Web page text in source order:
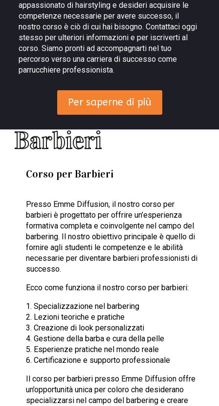
appassionato di hairstyling e desideri acquisire le
competenze necessarie per avere successo, il
nostro corso è ciò di cui hai bisogno. Contattaci oggi
stesso per ulteriori informazioni e per iscriverti al
corso. Siamo pronti ad accompagnarti nel tuo
percorso verso una carriera di successo come
parrucchiere professionista.
Per saperne di più
Barbieri
Corso per Barbieri
Presso Emme Diffusion, il nostro corso per
barbieri è progettato per offrire un’esperienza
formativa completa e coinvolgente nel campo del
barbering. Il nostro obiettivo principale è quello di
fornire agli studenti le competenze e le abilità
necessarie per diventare barbieri professionisti di
successo.
Ecco come funziona il nostro corso per barbieri:
1. Specializzazione nel barbering
2. Lezioni teoriche e pratiche
3. Creazione di look personalizzati
4. Gestione della barba e cura della pelle
5. Esperienze pratiche nel mondo reale
6. Certificazione e supporto professionale
Il corso per barbieri presso Emme Diffusion offre
un’opportunità unica per coloro che desiderano
specializzarsi nel campo del barbering e creare